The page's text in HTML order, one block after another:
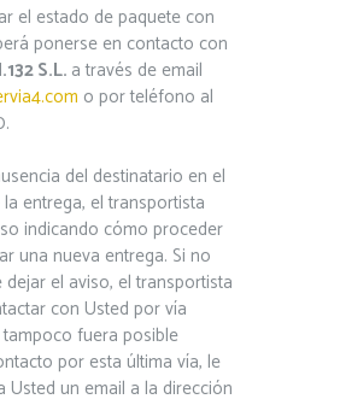
el estado de paquete con
ponerse en contacto con
S.L. a través de email
o por teléfono al
del destinatario en el
entrega, el transportista
indicando cómo proceder
una nueva entrega. Si no
el aviso, el transportista
con Usted por vía
fuera posible
por esta última vía, le
Usted un email a la dirección